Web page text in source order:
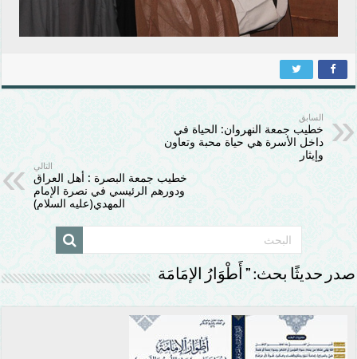
السابق
خطيب جمعة النهروان: الحياة في
داخل الأسرة هي حياة محبة وتعاون
وإيثار
التالي
خطيب جمعة البصرة : أهل العراق
ودورهم الرئيسي في نصرة الإمام
المهدي(عليه السلام)
صدر حديثًا بحث: ” أَطْوَارُ الإمَامَة